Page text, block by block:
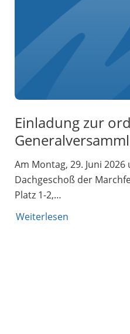
Einladung zur
Am Montag, 29. Juni
Dachgeschoß der
Platz 1-2,…
Weiterlesen